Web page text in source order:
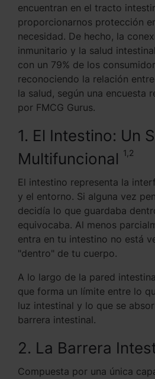
encuentran en el tracto
proporcionarnos protección
necesidad. De hecho, la
inmunitario y la salud
con un 79% de los
reconociendo la relación
la salud, según una encuesta
por FMCG Gurus.
1. El Intestino: Un
Multifuncional 1,2
El intestino representa la
y el entorno. Si alguna vez
decidía lo que guardaba
equivocaba. Al menos
entra en tu intestino no está
"dentro" de tu cuerpo.
A lo largo de la pared
que forma un límite entre lo
luz intestinal y lo que se
barrera intestinal.
2. La Barrera
Compuesta por una única